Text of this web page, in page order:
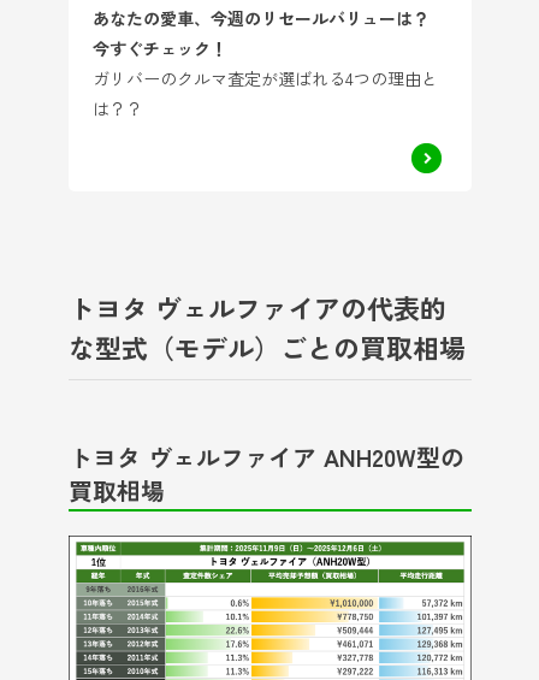
あなたの愛車、今週のリセールバリューは？
今すぐチェック！
ガリバーのクルマ査定が選ばれる4つの理由と
は？？
トヨタ ヴェルファイアの代表的
な型式（モデル）ごとの買取相場
トヨタ ヴェルファイア ANH20W型の
買取相場